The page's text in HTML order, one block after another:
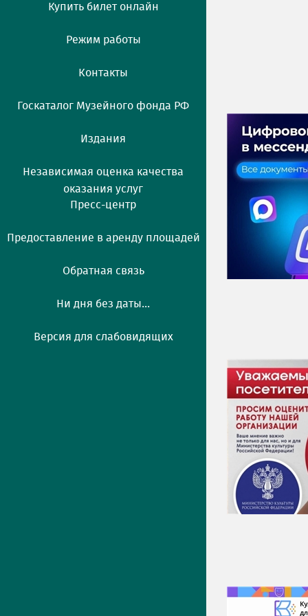
Купить билет онлайн
Режим работы
Контакты
Госкаталог Музейного фонда РФ
Издания
Независимая оценка качества
оказания услуг
Пресс-центр
Предоставление в аренду площадей
Обратная связь
Ни дня без даты...
Версия для слабовидящих